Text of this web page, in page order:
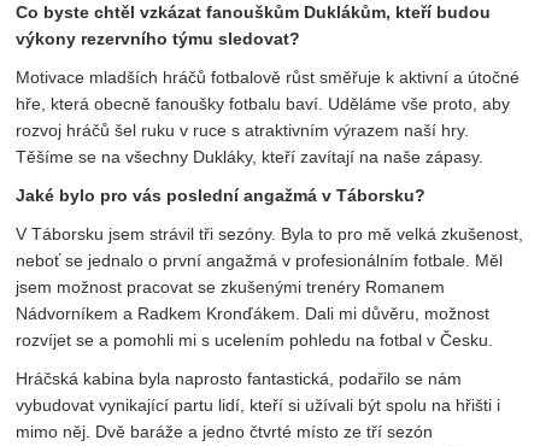
Co byste chtěl vzkázat fanouškům Duklákům, kteří budou
výkony rezervního týmu sledovat?
Motivace mladších hráčů fotbalově růst směřuje k aktivní a útočné
hře, která obecně fanoušky fotbalu baví. Uděláme vše proto, aby
rozvoj hráčů šel ruku v ruce s atraktivním výrazem naší hry.
Těšíme se na všechny Dukláky, kteří zavítají na naše zápasy.
Jaké bylo pro vás poslední angažmá v Táborsku?
V Táborsku jsem strávil tři sezóny. Byla to pro mě velká zkušenost,
neboť se jednalo o první angažmá v profesionálním fotbale. Měl
jsem možnost pracovat se zkušenými trenéry Romanem
Nádvorníkem a Radkem Kronďákem. Dali mi důvěru, možnost
rozvíjet se a pomohli mi s ucelením pohledu na fotbal v Česku.
Hráčská kabina byla naprosto fantastická, podařilo se nám
vybudovat vynikající partu lidí, kteří si užívali být spolu na hřišti i
mimo něj. Dvě baráže a jedno čtvrté místo ze tří sezón